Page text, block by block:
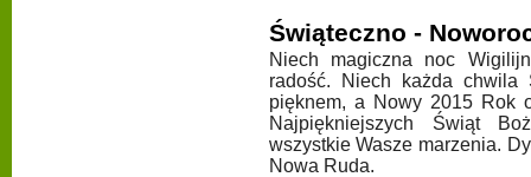
Świąteczno -
Niech magiczna noc
radość. Niech każda chwila
pięknem, a Nowy 2015 Rok
Najpiękniejszych Świąt
wszystkie Wasze marzenia.
Nowa Ruda.